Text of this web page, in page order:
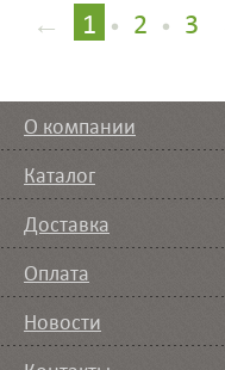
← 1 • 2 • 3
О компании
Каталог
Доставка
Оплата
Новости